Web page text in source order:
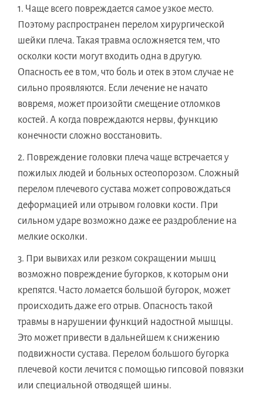
Чаще всего повреждается самое узкое место.
Поэтому распространен перелом хирургической
шейки плеча. Такая травма осложняется тем, что
осколки кости могут входить одна в другую.
Опасность ее в том, что боль и отек в этом случае не
сильно проявляются. Если лечение не начато
вовремя, может произойти смещение отломков
костей. А когда повреждаются нервы, функцию
конечности сложно восстановить.
Повреждение головки плеча чаще встречается у
пожилых людей и больных остеопорозом. Сложный
перелом плечевого сустава может сопровождаться
деформацией или отрывом головки кости. При
сильном ударе возможно даже ее раздробление на
мелкие осколки.
При вывихах или резком сокращении мышц
возможно повреждение бугорков, к которым они
крепятся. Часто ломается большой бугорок, может
происходить даже его отрыв. Опасность такой
травмы в нарушении функций надостной мышцы.
Это может привести в дальнейшем к снижению
подвижности сустава. Перелом большого бугорка
плечевой кости лечится с помощью гипсовой повязки
или специальной отводящей шины.